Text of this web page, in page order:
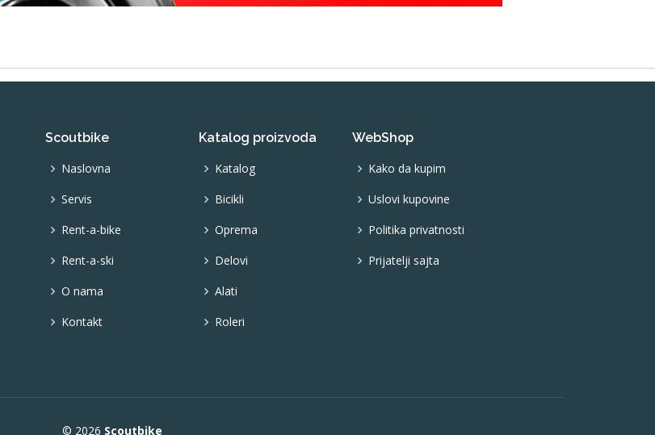
Scoutbike
Naslovna
Servis
Rent-a-bike
Rent-a-ski
O nama
Kontakt
Katalog proizvoda
Katalog
Bicikli
Oprema
Delovi
Alati
Roleri
WebShop
Kako da kupim
Uslovi kupovine
Politika privatnosti
Prijatelji sajta
© 2026 Scoutbike